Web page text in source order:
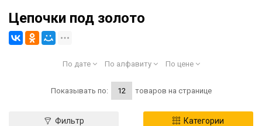
Каталог
Инфо
Цепочки под золото
По дате По алфавиту По цене
Показывать по: товаров на странице
Фильтр Категории